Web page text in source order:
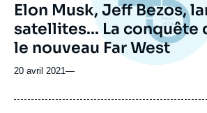
Elon Musk, Jeff Bezos,
satellites... La conquête
le nouveau Far West
20 avril 2021—